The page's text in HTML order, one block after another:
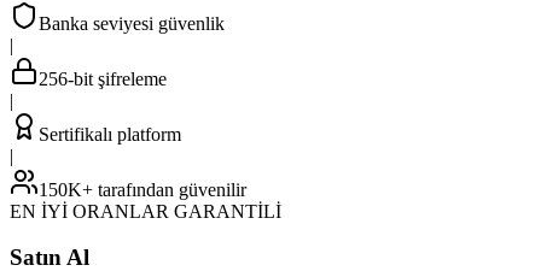
Banka seviyesi güvenlik
|
256-bit şifreleme
|
Sertifikalı platform
|
150K+ tarafından güvenilir
EN İYİ ORANLAR GARANTİLİ
Satın Al